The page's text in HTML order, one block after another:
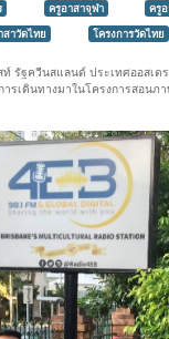
ครูอาสาจุฬา ครู
สาวัดไทย โครงการวัดไทย
รัฐควีนสแลนด์ ประเทศออสเ
ารเดินทางมาในโครงการสอ